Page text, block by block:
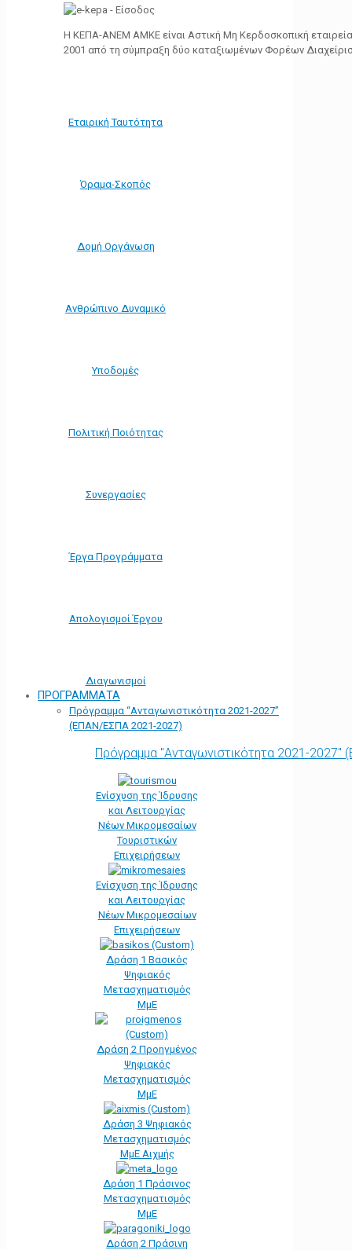
Η ΚΕΠΑ-ΑΝΕΜ ΑΜΚΕ είναι Αστική Μη Κερδοσκοπική
2001 από τη σύμπραξη δύο καταξιωμένων Φορέων
Εταιρική Ταυτότητα
Όραμα-Σκοπός
Δομή Οργάνωση
Ανθρώπινο Δυναμικό
Υποδομές
Πολιτική Ποιότητας
Συνεργασίες
Έργα Προγράμματα
Απολογισμοί Έργου
Διαγωνισμοί
ΠΡΟΓΡΑΜΜΑΤΑ
Πρόγραμμα “Ανταγωνιστικότητα 2021-2027”
(ΕΠΑΝ/ΕΣΠΑ 2021-2027)
Πρόγραμμα "Ανταγωνιστικότητα 2021-
Ενίσχυση της Ίδρυσης
και Λειτουργίας
Νέων Μικρομεσαίων
Τουριστικών
Επιχειρήσεων
Ενίσχυση της Ίδρυσης
και Λειτουργίας
Νέων Μικρομεσαίων
Επιχειρήσεων
Δράση 1 Βασικός
Ψηφιακός
Μετασχηματισμός
ΜμΕ
Δράση 2 Προηγμένος
Ψηφιακός
Μετασχηματισμός
ΜμΕ
Δράση 3 Ψηφιακός
Μετασχηματισμός
ΜμΕ Αιχμής
Δράση 1 Πράσινος
Μετασχηματισμός
ΜμΕ
Δράση 2 Πράσινη